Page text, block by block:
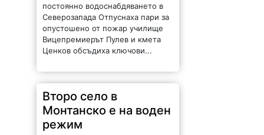
постоянно водоснабдяването в
Северозапада Отпуснаха пари за
опустошено от пожар училище
Вицепремиерът Пулев и кмета
Ценков обсъдиха ключови...
Второ село в
Монтанско е на воден
режим